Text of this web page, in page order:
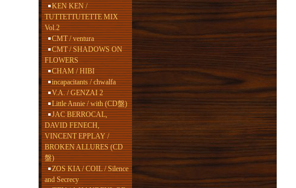
KEN KEN /
TUTTETTUTETTE MIX
Vol.2
CMT / ventura
CMT / SHADOWS ON
FLOWERS
CHAM / HIBI
incapacitants / chwalfa
V.A. / GENZAI 2
Little Annie / with (CD盤)
JAC BERROCAL,
DAVID FENECH,
VINCENT EPPLAY /
BROKEN ALLURES (CD
盤)
ZOS KIA / COIL / Silence
and Secrecy